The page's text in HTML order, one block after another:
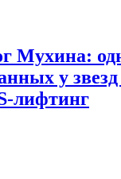
Мухина:
у
лифтинг